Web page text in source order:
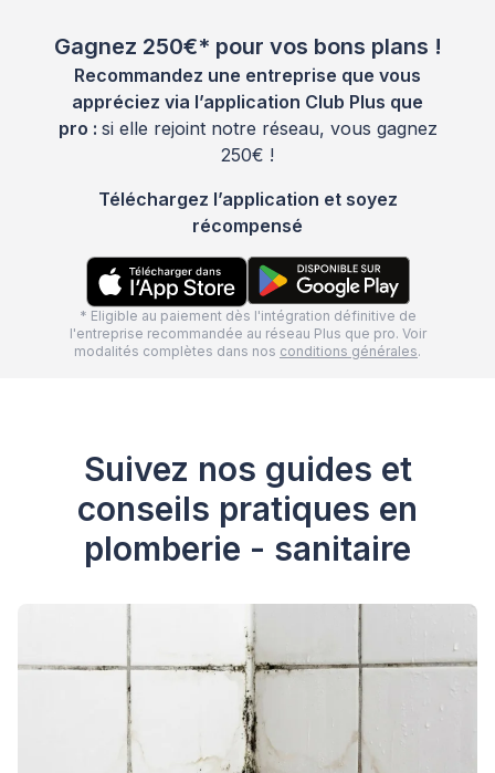
Gagnez 250€* pour vos bons plans !
Recommandez une entreprise que vous
appréciez via l’application Club Plus que
pro : si elle rejoint notre réseau, vous gagnez
250€ !
Téléchargez l’application et soyez
récompensé
* Eligible au paiement dès l'intégration définitive de
l'entreprise recommandée au réseau Plus que pro. Voir
modalités complètes dans nos conditions générales.
Suivez nos guides et
conseils pratiques en
plomberie - sanitaire